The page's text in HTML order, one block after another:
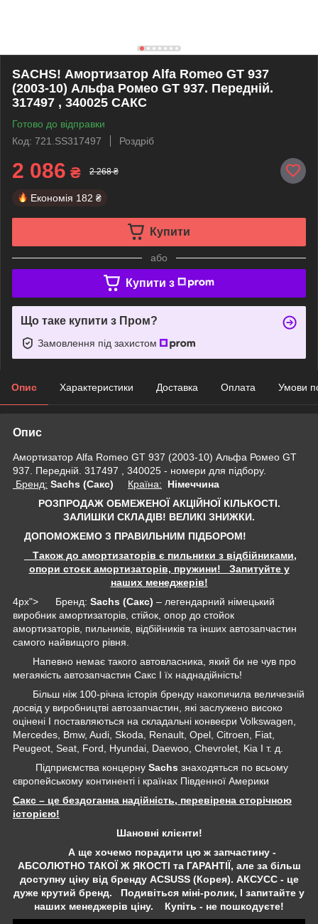
SACHS! Амортизатор Alfa Romeo GT 937
(2003-10) Альфа Ромео GT 937. Передній.
317497 , 340025 САКС
Готово до відправки
Код: 721.SS317497
Роздріб
2 086 ₴ 2 268 ₴
Економія 182 ₴
Купити
або
Купити з
Що таке купити з Пром?
Замовлення під захистом
Опис Характеристики Доставка Оплата Умови
Опис
Амортизатор Alfa Romeo GT 937 (2003-10) Альфа Ромео GT
937. Передній. 317497 , 340025 - номери для підбору.
Бренд: Sachs (Сакс) Країна: Німеччина
РОЗПРОДАЖ ОБМЕЖЕНОЇ АКЦІЙНОЇ КІЛЬКОСТІ.
ЗАЛИШКИ СКЛАДІВ! ВЕЛИКІ ЗНИЖКИ.
ДОПОМОЖЕМО З ПРАВИЛЬНИМ ПІДБОРОМ!
Також до амортизаторів є пильники з відбійниками,
опори стоєк амортизаторів, пружини! Запитуйте у
наших менеджерів!
4px"> Бренд: Sachs (Сакс) – легендарний німецький
виробник амортизаторів, стійок, опор до стойок
амортизаторів, пильників, відбійників та інших автозапчастин
самого найвищого рівня.
Напевно немає такого автовласника, який би не чув про
мегаякість автозапчастин Сакс І їх наднадійність!
Більш ніж 100-річна історія бренду накопичила величезній
досвід у виробництві автозапчастин, які заслужено високо
оцінені І поставляються на складальні конвеєри Volkswagen,
Mercedes, Bmw, Audi, Skoda, Renault, Opel, Citroen, Fiat,
Peugeot, Seat, Ford, Hyundai, Daewoo, Chevrolet, Kia І т. д.
Підприємства концерну Sachs знаходяться по всьому
європейському континенті і країнах Південної Америки
Сакс – це бездоганна надійність, перевірена сторічною
історією!
Шановні клієнти!
А ще хочемо порадити цю ж запчастину -
АБСОЛЮТНО ТАКОЇ Ж ЯКОСТІ та ГАРАНТІЇ, але за більш
доступну ціну від бренду ACSUSS (Корея). АКСУСС - це
дуже крутий бренд. Подивіться міні-ролик, І запитайте у
наших менеджерів ціну. Купіть - не пошкодуєте!